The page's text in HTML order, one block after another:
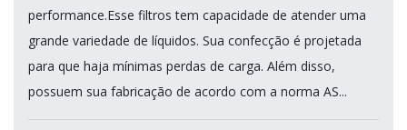
performance.Esse filtros tem capacidade de atender uma
grande variedade de líquidos. Sua confecção é projetada
para que haja mínimas perdas de carga. Além disso,
possuem sua fabricação de acordo com a norma AS...